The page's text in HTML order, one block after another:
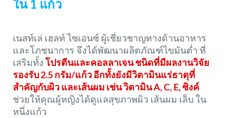
ใน 1 แก้ว
เนสท์เล่ เฮลท์ ไซเอนซ์ ผู้เชี่ยวชาญทางด้านอาหาร
และโภชนาการ จึงได้พัฒนาผลิตภัณฑ์ไขมันต่ำ ที่
เสริมทั้งโปรตีนและคอลลาเจน ชนิดที่มีผลงานวิจัย
รองรับ 2.5 กรัม/แก้ว อีกทั้งยังมีวิตามินแร่ธาตุที่
สำคัญกับผิว และเส้นผม เช่น วิตามิน A, C, E, ซิงค์
ช่วยให้คุณผู้หญิงได้ดูแลสุขภาพผิว เส้นผม เล็บ ใน
หนึ่งแก้ว